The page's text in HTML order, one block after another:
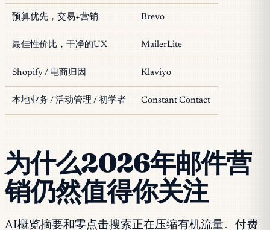
预算优先，交易+营销 Brevo
最佳性价比，干净的UX MailerLite
Shopify / 电商归因 Klaviyo
本地业务 / 活动管理 / 初学者 Constant Contact
为什么2026年邮件营
销仍然值得你关注
AI概览摘要和零点击搜索正在压缩有机流量。付费